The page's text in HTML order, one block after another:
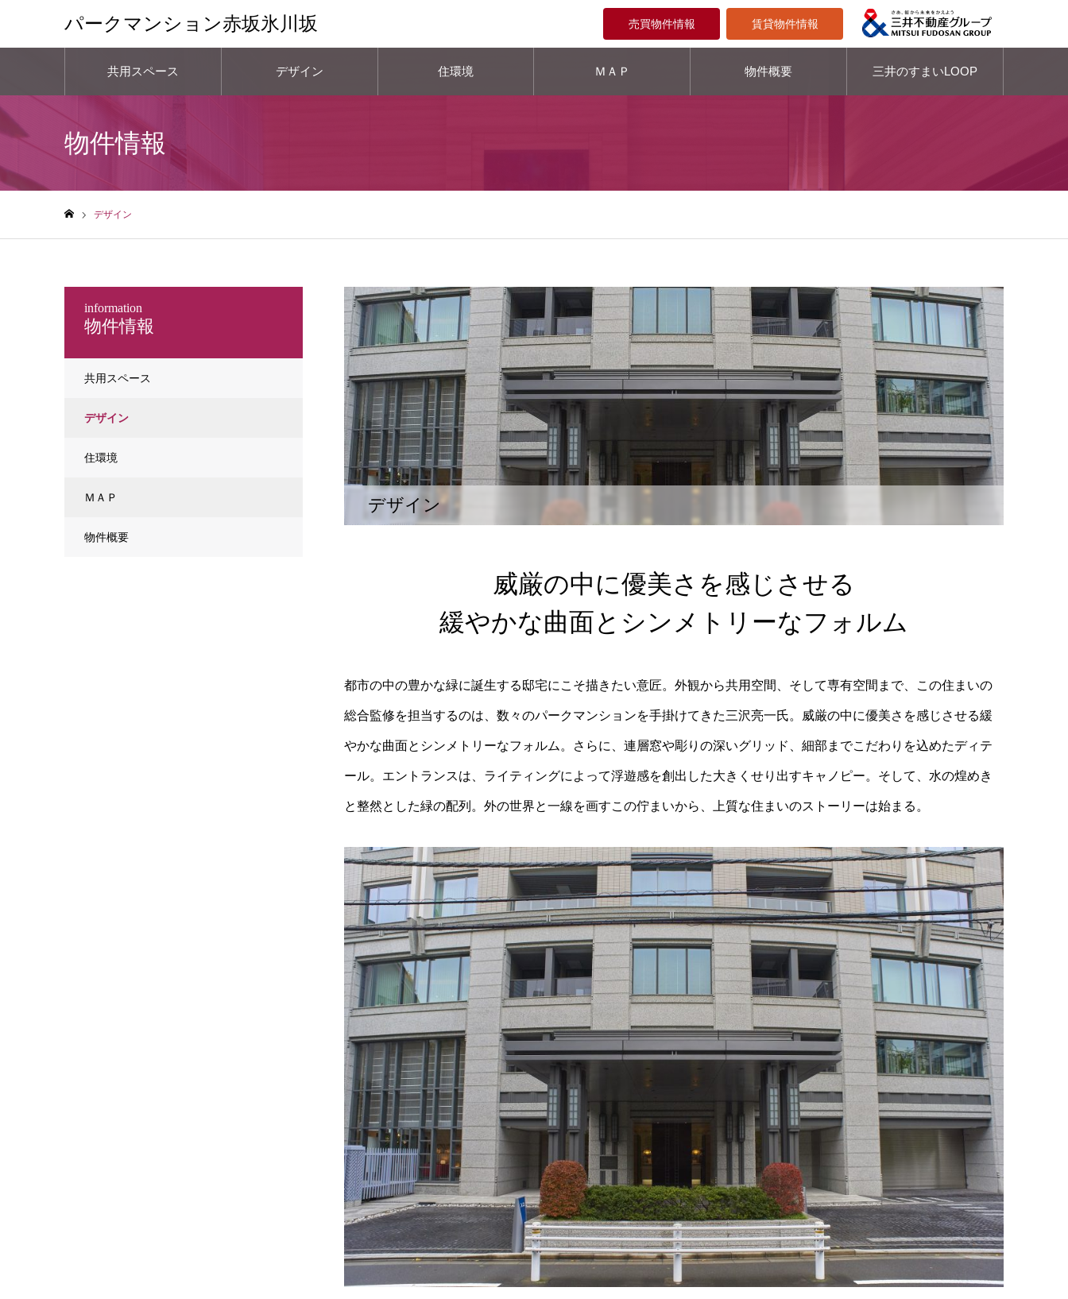
パークマンション赤坂氷川坂 売買物件情報 賃貸物件情報
共用スペース デザイン 住環境 ＭＡＰ 物件概要 三井のすまいLOOP
物件情報
デザイン
デザイン
威厳の中に優美さを感じさせる
緩やかな曲面とシンメトリーなフォルム
都市の中の豊かな緑に誕生する邸宅にこそ描きたい意匠。外観から共用空間、そして専有空間まで、この住まいの
総合監修を担当するのは、数々のパークマンションを手掛けてきた三沢亮一氏。威厳の中に優美さを感じさせる緩
やかな曲面とシンメトリーなフォルム。さらに、連層窓や彫りの深いグリッド、細部までこだわりを込めたディテ
ール。エントランスは、ライティングによって浮遊感を創出した大きくせり出すキャノピー。そして、水の煌めき
と整然とした緑の配列。外の世界と一線を画すこの佇まいから、上質な住まいのストーリーは始まる。
物件情報
information
共用スペース
デザイン
住環境
ＭＡＰ
物件概要